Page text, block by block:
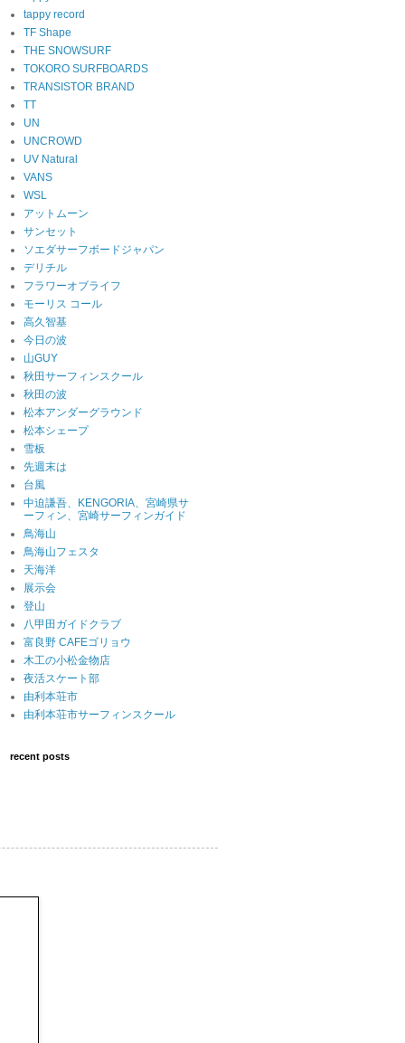
tappy record
TF Shape
THE SNOWSURF
TOKORO SURFBOARDS
TRANSISTOR BRAND
TT
UN
UNCROWD
UV Natural
VANS
WSL
アットムーン
サンセット
ソエダサーフボードジャパン
デリチル
フラワーオブライフ
モーリス コール
高久智基
今日の波
山GUY
秋田サーフィンスクール
秋田の波
松本アンダーグラウンド
松本シェープ
雪板
先週末は
台風
中迫謙吾、KENGORIA、宮崎県サ
ーフィン、宮崎サーフィンガイド
鳥海山
鳥海山フェスタ
天海洋
展示会
登山
八甲田ガイドクラブ
富良野 CAFEゴリョウ
木工の小松金物店
夜活スケート部
由利本荘市
由利本荘市サーフィンスクール
recent posts